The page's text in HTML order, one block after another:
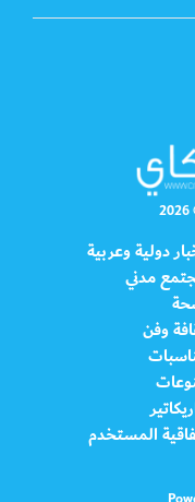
دولية وعربية
مدني
وفن
المستخدم